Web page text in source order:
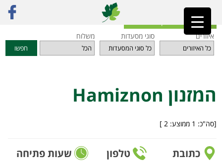
ראשי»מסעדות
חזרה לאינדקס המסעדות
איזורים
סוגי מסעדות משלוח
חפשו
המזנון Hamiznon
[סה"כ: 1 ממוצע: 2
]
כתובת טלפון שעות פתיחה